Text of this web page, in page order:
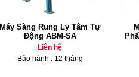
Máy Sàng Rung Ly Tâm Tự
Động ABM-SA
Liên hệ
Bảo hành : 12 tháng